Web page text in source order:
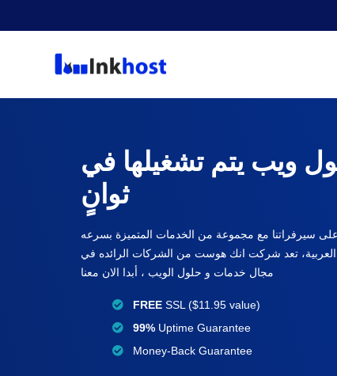
ويب يتم تشغيلها في
ثوانٍ
على سيرفراتنا مع مجموعة من الخدمات المتميزة بسرعه
العربية، تعد شركت انك هوست من الشركات الرائده في
مجال خدمات و حلول الويب ، أبدا الان معنا
FREE SSL ($11.95 value)
99% Uptime Guarantee
Money-Back Guarantee